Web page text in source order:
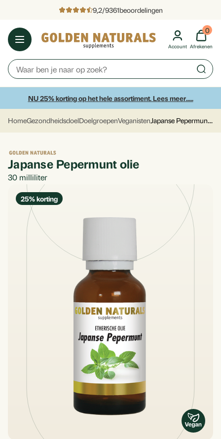
9,2/9361beoordelingen
Account
0
Afrekenen
NU 25% korting op het hele assortiment. Lees meer.....
HomeGezondheidsdoelDoelgroepenVeganisten Japanse Pepermunt olie
Japanse Pepermunt olie
30 milliliter
25% korting